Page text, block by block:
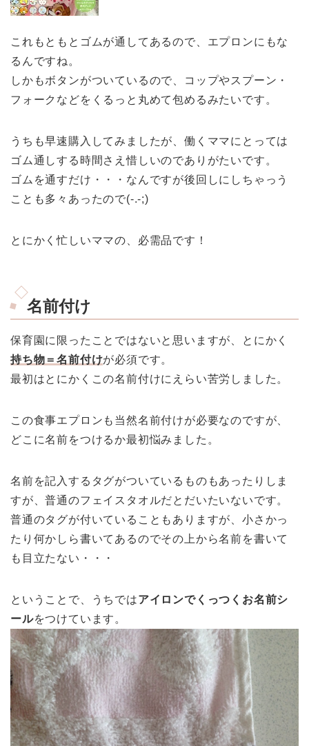
これもともとゴムが通してあるので、エプロンにもな
るんですね。
しかもボタンがついているので、コップやスプーン・
フォークなどをくるっと丸めて包めるみたいです。
うちも早速購入してみましたが、働くママにとっては
ゴム通しする時間さえ惜しいのでありがたいです。
ゴムを通すだけ・・・なんですが後回しにしちゃっう
ことも多々あったので(-.-;)
とにかく忙しいママの、必需品です！
名前付け
保育園に限ったことではないと思いますが、とにかく
持ち物＝名前付けが必須です。
最初はとにかくこの名前付けにえらい苦労しました。
この食事エプロンも当然名前付けが必要なのですが、
どこに名前をつけるか最初悩みました。
名前を記入するタグがついているものもあったりしま
すが、普通のフェイスタオルだとだいたいないです。
普通のタグが付いていることもありますが、小さかっ
たり何かしら書いてあるのでその上から名前を書いて
も目立たない・・・
ということで、うちではアイロンでくっつくお名前シ
ールをつけています。